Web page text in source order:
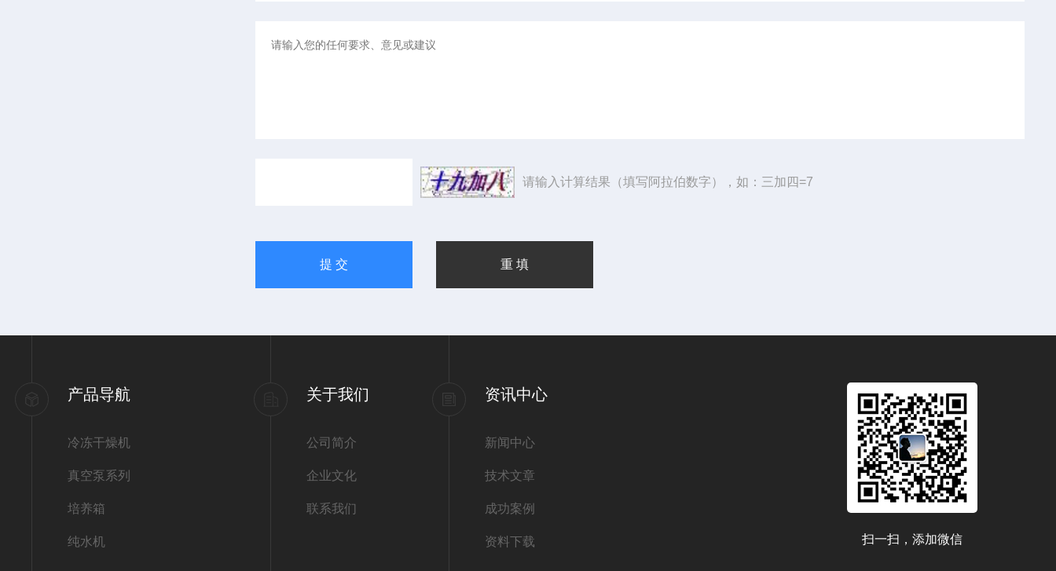
请输入计算结果（填写阿拉伯数字），如：三加四=7
产品导航
冷冻干燥机
真空泵系列
培养箱
纯水机
关于我们
公司简介
企业文化
联系我们
资讯中心
新闻中心
技术文章
成功案例
资料下载 扫一扫，添加微信